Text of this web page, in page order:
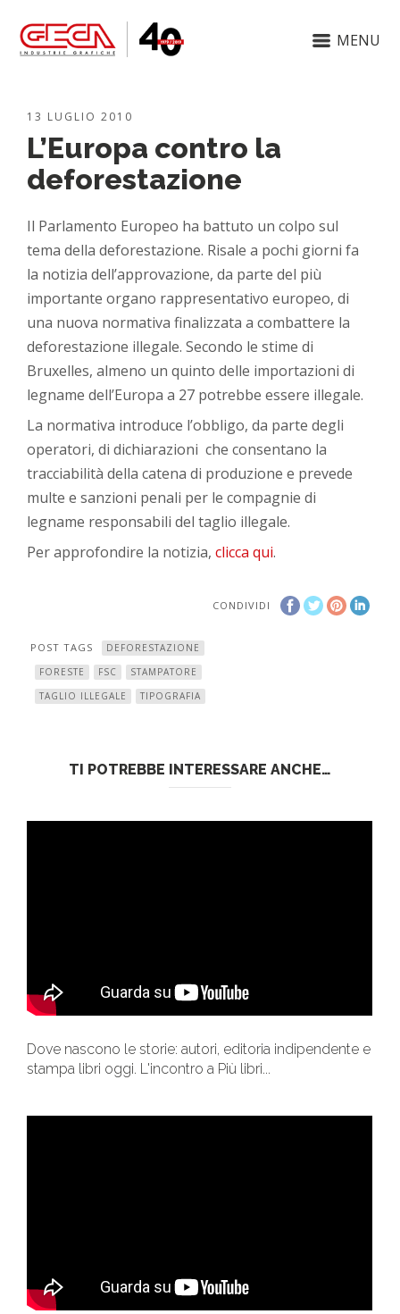
MENU
13 LUGLIO 2010
L’Europa contro la
deforestazione
Il Parlamento Europeo ha battuto un colpo sul
tema della deforestazione. Risale a pochi giorni fa
la notizia dell’approvazione, da parte del più
importante organo rappresentativo europeo, di
una nuova normativa finalizzata a combattere la
deforestazione illegale. Secondo le stime di
Bruxelles, almeno un quinto delle importazioni di
legname dell’Europa a 27 potrebbe essere illegale.
La normativa introduce l’obbligo, da parte degli
operatori, di dichiarazioni che consentano la
tracciabilità della catena di produzione e prevede
multe e sanzioni penali per le compagnie di
legname responsabili del taglio illegale.
Per approfondire la notizia,clicca qui.
CONDIVIDI
POST TAGS
DEFORESTAZIONE
FORESTE
FSC
STAMPATORE
TAGLIO ILLEGALE
TIPOGRAFIA
TI POTREBBE INTERESSARE ANCHE…
Dove nascono le storie: autori, editoria indipendente e
stampa libri oggi. L'incontro a Più libri...